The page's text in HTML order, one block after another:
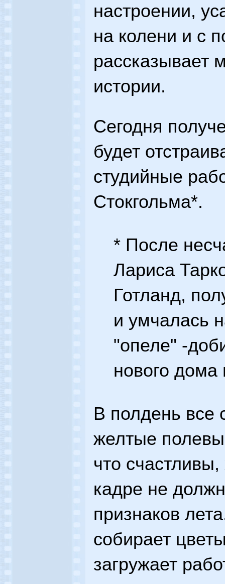
настроении,
на колени и с
рассказывает
истории.
Сегодня
будет
студийные
Стокгольма*.
* После
Лариса
Готланд,
и умчалась
"опеле" -
нового дома
В полдень все
желтые
что счастливы,
кадре не
признаков
собирает
загружает